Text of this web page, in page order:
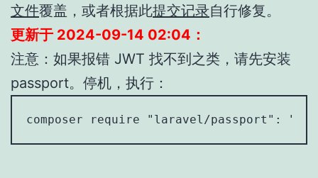
文件覆盖，或者根据此提交记录自行修复。
更新于 2024-09-14 02:04：
注意：如果报错 JWT 找不到之类，请先安装
passport。停机，执行：
composer require "laravel/passport":